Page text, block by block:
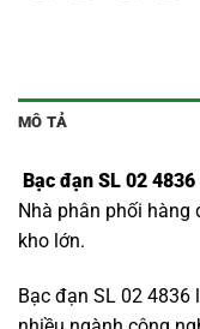
MÔ TẢ
Bạc đạn SL 02
Nhà phân phối hàng
kho lớn.
Bạc đạn SL 02